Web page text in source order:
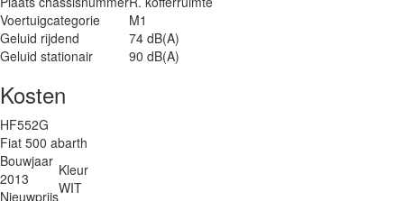
Voertuigcategorie
M1
Geluid rijdend
74 dB(A)
Geluid stationair
90 dB(A)
Kosten
HF552G
Fiat 500 abarth
Bouwjaar
2013
Nieuwprijs
Kleur
WIT